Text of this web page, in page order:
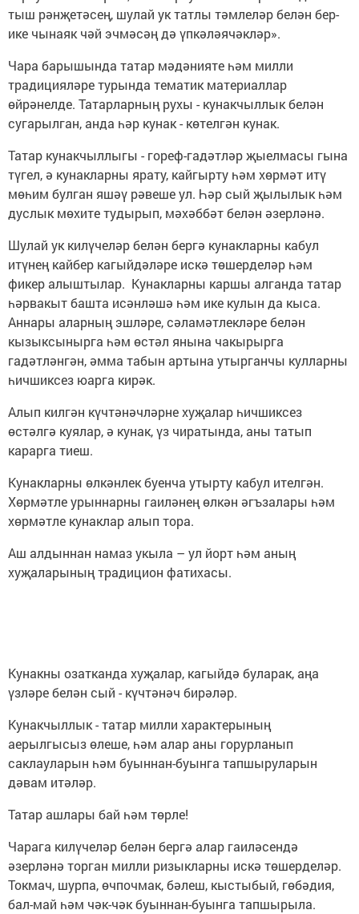
тыш рәнҗетәсең, шулай ук татлы тәмлеләр белән бер-
ике чынаяк чәй эчмәсәң дә үпкәләячәкләр».
Чара барышында татар мәдәнияте һәм милли
традицияләре турында тематик материаллар
өйрәнелде. Татарларның рухы - кунакчыллык белән
сугарылган, анда һәр кунак - көтелгән кунак.
Татар кунакчыллыгы - гореф-гадәтләр җыелмасы гына
түгел, ә кунакларны ярату, кайгырту һәм хөрмәт итү
мөһим булган яшәү рәвеше ул. Һәр сый җылылык һәм
дуслык мөхите тудырып, мәхәббәт белән әзерләнә.
Шулай ук килүчеләр белән бергә кунакларны кабул
итүнең кайбер кагыйдәләре искә төшерделәр һәм
фикер алыштылар. Кунакларны каршы алганда татар
һәрвакыт башта исәнләшә һәм ике кулын да кыса.
Аннары аларның эшләре, сәламәтлекләре белән
кызыксынырга һәм өстәл янына чакырырга
гадәтләнгән, әмма табын артына утырганчы кулларны
һичшиксез юарга кирәк.
Алып килгән күчтәнәчләрне хуҗалар һичшиксез
өстәлгә куялар, ә кунак, үз чиратында, аны татып
карарга тиеш.
Кунакларны өлкәнлек буенча утырту кабул ителгән.
Хөрмәтле урыннарны гаиләнең өлкән әгъзалары һәм
хөрмәтле кунаклар алып тора.
Аш алдыннан намаз укыла – ул йорт һәм аның
хуҗаларының традицион фатихасы.
Кунакны озатканда хуҗалар, кагыйдә буларак, аңа
үзләре белән сый - күчтәнәч бирәләр.
Кунакчыллык - татар милли характерының
аерылгысыз өлеше, һәм алар аны горурланып
саклауларын һәм буыннан-буынга тапшыруларын
дәвам итәләр.
Татар ашлары бай һәм төрле!
Чарага килүчеләр белән бергә алар гаиләсендә
әзерләнә торган милли ризыкларны искә төшерделәр.
Токмач, шурпа, өчпочмак, бәлеш, кыстыбый, гөбәдия,
бал-май һәм чәк-чәк буыннан-буынга тапшырыла.